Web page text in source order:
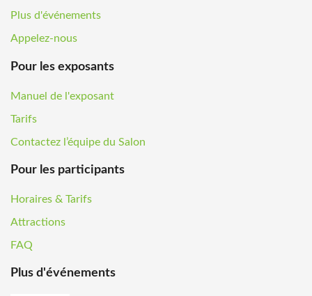
Plus d'événements
Appelez-nous
Pour les exposants
Manuel de l'exposant
Tarifs
Contactez l’équipe du Salon
Pour les participants
Horaires & Tarifs
Attractions
FAQ
Plus d'événements